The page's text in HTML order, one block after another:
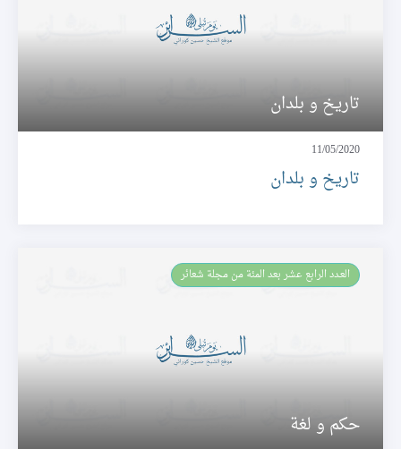
تاريخ و بلدان
11/05/2020
تاريخ و بلدان
العـدد الرابع عشر بعد المئة من مجلة شعائر
حكم و لغة